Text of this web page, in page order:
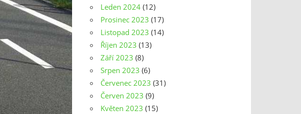
Leden 2024 (12)
Prosinec 2023 (17)
Listopad 2023 (14)
Říjen 2023 (13)
Září 2023 (8)
Srpen 2023 (6)
Červenec 2023 (31)
Červen 2023 (9)
Květen 2023 (15)